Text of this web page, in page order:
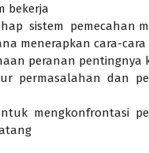
bekerja
sistem pemecahan
menerapkan cara-
peranan pentingnya
permasalahan dan
mengkonfrontasi